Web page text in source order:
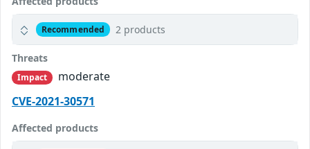
Recommended 2 products
Threats
Impact
moderate
CVE-2021-30571
Affected products